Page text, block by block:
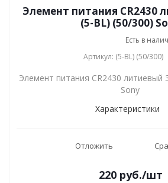
Элемент питания CR2430
(5-BL) (50/300)
Есть в
Артикул: (5-BL) (50/300)
Элемент питания CR2430 литиевый
Sony
Характеристики
Отложить
220руб./шт